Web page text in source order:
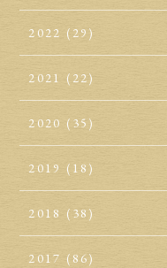
2022 (29)
2021 (22)
2020 (35)
2019 (18)
2018 (38)
2017 (86)